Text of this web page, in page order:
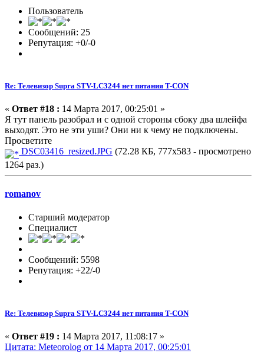
Пользователь
Сообщений: 25
Репутация: +0/-0
Re: Телевизор Supra STV-LC3244 нет питания T-CON
« Ответ #18 : 14 Марта 2017, 00:25:01 »
Я тут панель разобрал и с одной стороны сбоку два шлейфа
выходят. Это не эти уши? Они ни к чему не подключены.
Просветите
DSC03416_resized.JPG (72.28 КБ, 777x583 - просмотрено
1264 раз.)
romanov
Старший модератор
Специалист
Сообщений: 5598
Репутация: +22/-0
Re: Телевизор Supra STV-LC3244 нет питания T-CON
« Ответ #19 : 14 Марта 2017, 11:08:17 »
Цитата: Meteorolog от 14 Марта 2017, 00:25:01